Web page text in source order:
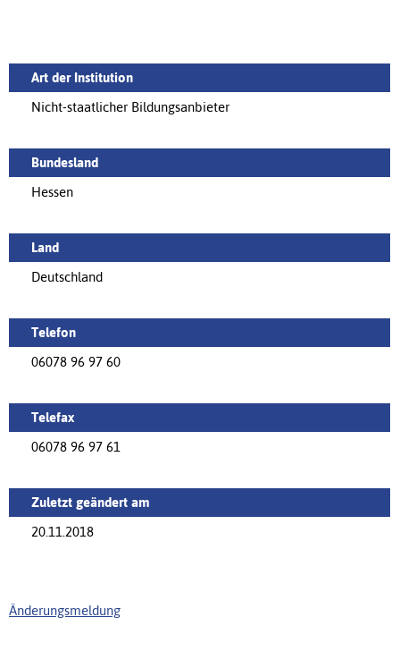
Art der Institution
Nicht-staatlicher Bildungsanbieter
Bundesland
Hessen
Land
Deutschland
Telefon
06078 96 97 60
Telefax
06078 96 97 61
Zuletzt geändert am
20.11.2018
Änderungsmeldung